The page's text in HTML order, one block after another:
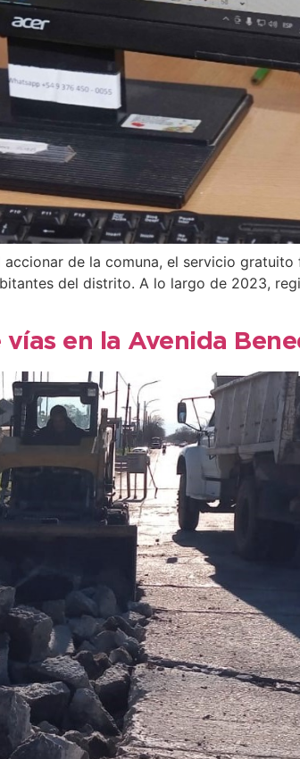
de la comuna, el servicio
del distrito. A lo largo de 2023,
en la Avenida